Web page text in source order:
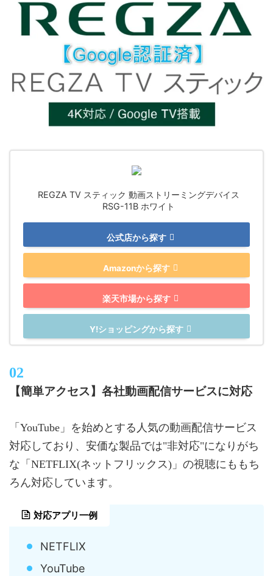
REGZA TV スティック 動画ストリーミングデバイス
RSG-11B ホワイト
公式店から探す
Amazonから探す
楽天市場から探す
Y!ショッピングから探す
【簡単アクセス】各社動画配信サービスに対応
「YouTube」を始めとする人気の動画配信サービス
対応しており、安価な製品では"非対応"になりがち
な「NETFLIX(ネットフリックス)」の視聴にももち
ろん対応しています。
対応アプリ一例
NETFLIX
YouTube